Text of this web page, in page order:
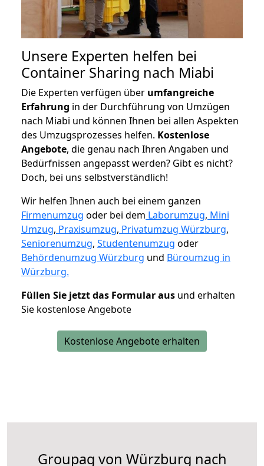
Unsere Experten helfen bei
Container Sharing nach Miabi
Die Experten verfügen über umfangreiche
Erfahrung in der Durchführung von Umzügen
nach Miabi und können Ihnen bei allen Aspekten
des Umzugsprozesses helfen. Kostenlose
Angebote, die genau nach Ihren Angaben und
Bedürfnissen angepasst werden? Gibt es nicht?
Doch, bei uns selbstverständlich!
Wir helfen Ihnen auch bei einem ganzen
Firmenumzug oder bei dem Laborumzug, Mini
Umzug, Praxisumzug, Privatumzug Würzburg,
Seniorenumzug, Studentenumzug oder
Behördenumzug Würzburg und Büroumzug in
Würzburg.
Füllen Sie jetzt das Formular aus und erhalten
Sie kostenlose Angebote
Kostenlose Angebote erhalten
Groupag von Würzburg nach